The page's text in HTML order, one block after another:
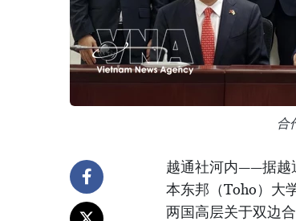
合
越通社河内——据越
本东邦（Toho）大
两国高层关于双边